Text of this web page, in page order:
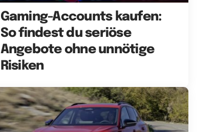
Gaming-Accounts kaufen:
So findest du seriöse
Angebote ohne unnötige
Risiken